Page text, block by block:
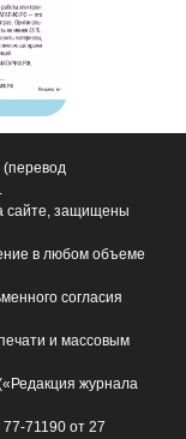
сайте, защищены
в любом объеме
согласия
и массовым
журнала
71190 от 27